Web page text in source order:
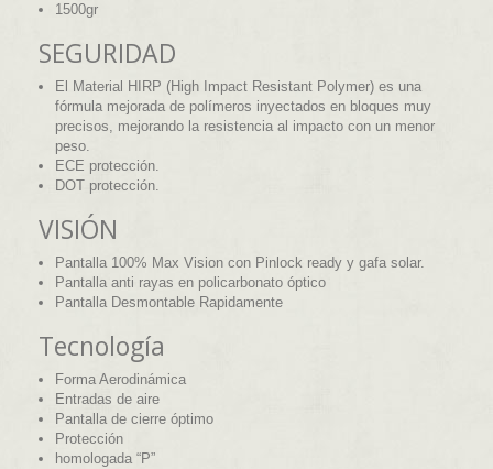
1500gr
SEGURIDAD
El Material HIRP (High Impact Resistant Polymer) es una
fórmula mejorada de polímeros inyectados en bloques muy
precisos, mejorando la resistencia al impacto con un menor
peso.
ECE protección.
DOT protección.
VISIÓN
Pantalla 100% Max Vision con Pinlock ready y gafa solar.
Pantalla anti rayas en policarbonato óptico
Pantalla Desmontable Rapidamente
Tecnología
Forma Aerodinámica
Entradas de aire
Pantalla de cierre óptimo
Protección
homologada “P”